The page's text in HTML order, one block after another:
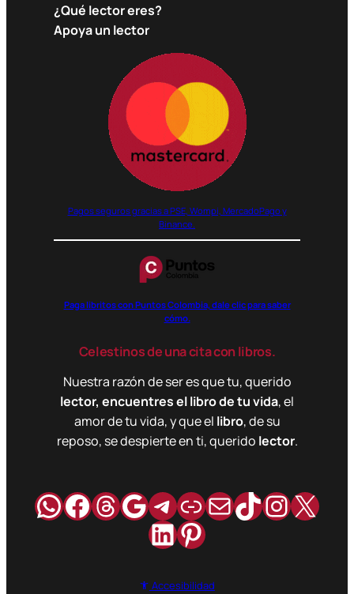
¿Qué lector eres?
Apoya un lector
Pagos seguros gracias a PSE, Wompi, MercadoPago y
Binance.
Paga libritos con Puntos Colombia, dale clic para saber
cómo.
Celestinos de una cita con libros.
Nuestra razón de ser es que tu, querido
lector, encuentres el libro de tu vida, el
amor de tu vida, y que el libro, de su
reposo, se despierte en ti, querido lector.
WhatsApp
Facebook
Hilos
Google
Telegram
Enlace
Correo
TikTok
X
LinkedIn
Pinterest
Accesibilidad